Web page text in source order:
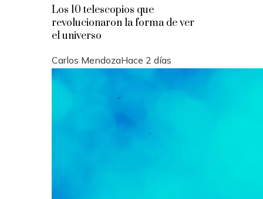
Los 10 telescopios que
revolucionaron la forma de ver
el universo
Carlos MendozaHace 2 días